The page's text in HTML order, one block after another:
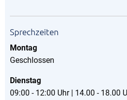
Sprechzeiten
Montag
Geschlossen
Dienstag
09:00 - 12:00 Uhr | 14.00 - 18.00